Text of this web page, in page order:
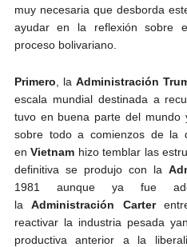
muy necesaria que desborda
ayudar en la reflexión sobre
proceso bolivariano.
Primero , la Administración
escala mundial destinada a
tuvo en buena parte del mundo
sobre todo a comienzos de la
enVietnam hizo temblar las
definitiva se produjo con la
1981 aunque ya fue
laAdministración Carter
reactivar la industria pesada
productiva anterior a la